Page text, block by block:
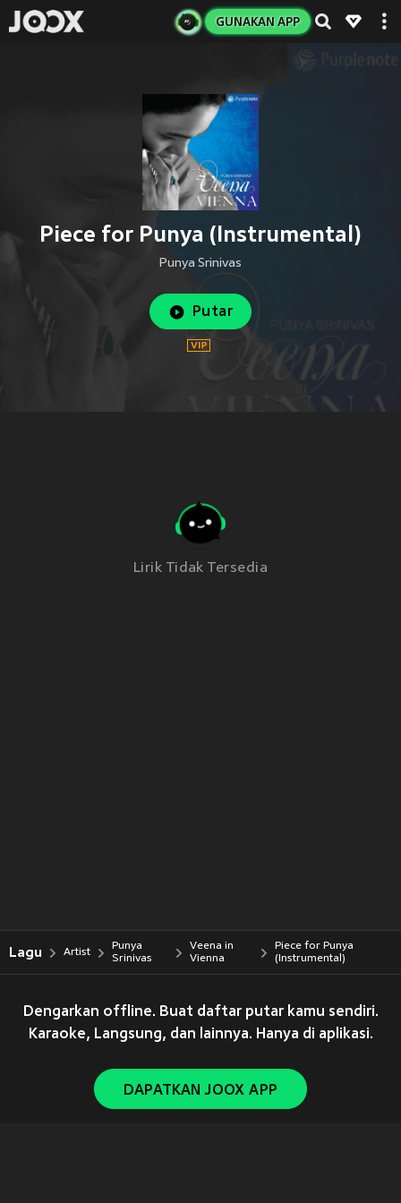
GUNAKAN APP
Piece for Punya (Instrumental)
Punya Srinivas
Putar
Lirik Tidak Tersedia
Lagu Artist
Punya
Srinivas
Veena in
Vienna
Piece for Punya
(Instrumental)
Dengarkan offline. Buat daftar putar kamu sendiri.
Karaoke, Langsung, dan lainnya. Hanya di aplikasi.
DAPATKAN JOOX APP